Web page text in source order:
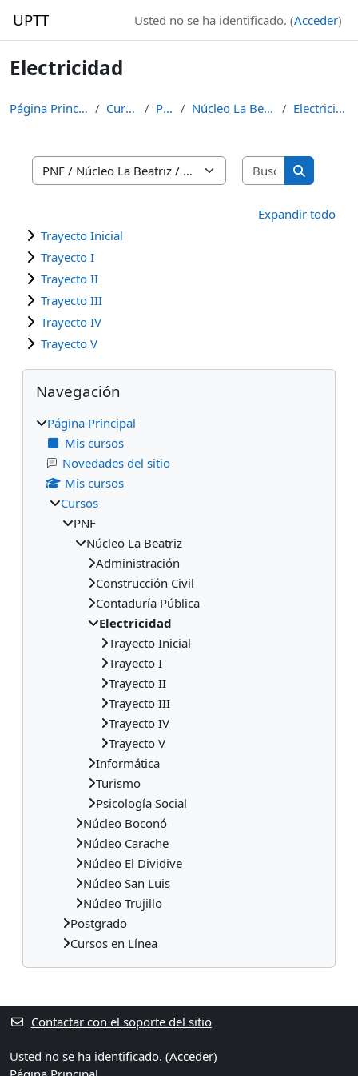
UPTT Usted no se ha identificado. (Acceder)
Electricidad
Página Principal Cursos PNF Núcleo La Beatriz Electricidad
Categorías
Buscar
Buscar
Expandir todo
Trayecto Inicial
Trayecto I
Trayecto II
Trayecto III
Trayecto IV
Trayecto V
Bloques
Salta Navegación
Navegación
Página Principal
Mis cursos
Novedades del sitio
Mis cursos
Cursos
PNF
Núcleo La Beatriz
Administración
Construcción Civil
Contaduría Pública
Electricidad
Trayecto Inicial
Trayecto I
Trayecto II
Trayecto III
Trayecto IV
Trayecto V
Informática
Turismo
Psicología Social
Núcleo Boconó
Núcleo Carache
Núcleo El Dividive
Núcleo San Luis
Núcleo Trujillo
Postgrado
Cursos en Línea
Bloques suplementarios
Contactar con el soporte del sitio
Usted no se ha identificado. (Acceder)